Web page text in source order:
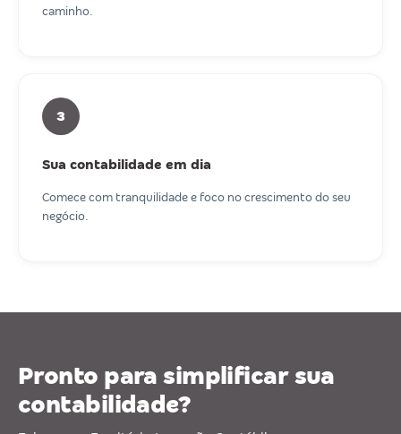
caminho.
3
Sua contabilidade em dia
Comece com tranquilidade e foco no crescimento do seu
negócio.
Pronto para simplificar sua
contabilidade?